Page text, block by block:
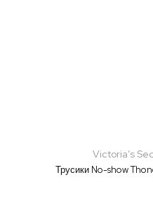
Victoria’s
Трусики No-show